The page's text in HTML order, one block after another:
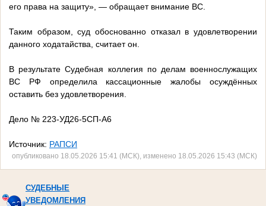
его права на защиту», — обращает внимание ВС.
Таким образом, суд обоснованно отказал в удовлетворении
данного ходатайства, считает он.
В результате Судебная коллегия по делам военнослужащих
ВС РФ определила кассационные жалобы осуждённых
оставить без удовлетворения.
Дело № 223-УД26-5СП-А6
Источник: РАПСИ
опубликовано 18.05.2026 15:41 (МСК), изменено 18.05.2026 15:43 (МСК)
СУДЕБНЫЕ
УВЕДОМЛЕНИЯ